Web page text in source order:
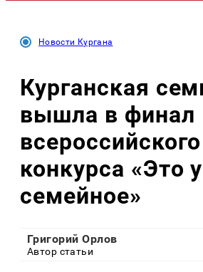
Новости Кургана
Курганская
вышла в финал
всероссийского
конкурса «Это
семейное»
Григорий Орлов
Автор статьи